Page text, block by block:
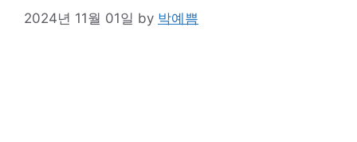
2024년 11월 01일 by 박예쁨